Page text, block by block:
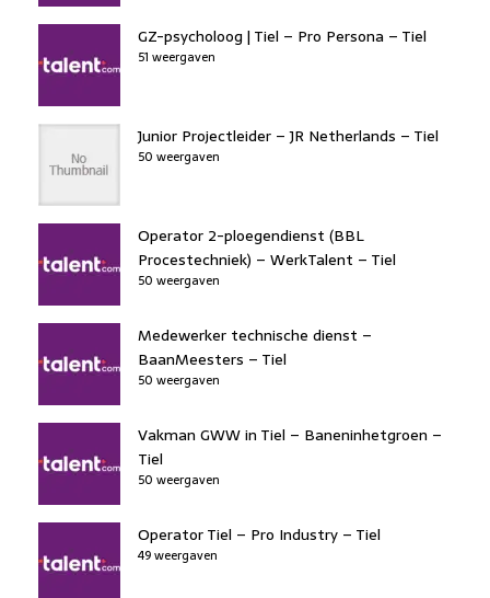
GZ-psycholoog | Tiel – Pro Persona – Tiel
51 weergaven
Junior Projectleider – JR Netherlands – Tiel
50 weergaven
Operator 2-ploegendienst (BBL
Procestechniek) – WerkTalent – Tiel
50 weergaven
Medewerker technische dienst –
BaanMeesters – Tiel
50 weergaven
Vakman GWW in Tiel – Baneninhetgroen –
Tiel
50 weergaven
Operator Tiel – Pro Industry – Tiel
49 weergaven